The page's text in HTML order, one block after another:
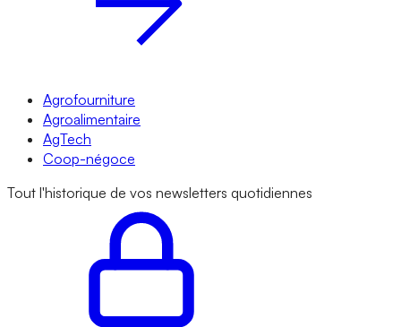
Agrofourniture
Agroalimentaire
AgTech
Coop-négoce
Tout l'historique de vos newsletters quotidiennes